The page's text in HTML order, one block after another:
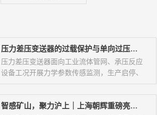
压力差压变送器的过载保护与单向过压损坏预防
压力差压变送器面向工业流体管网、承压反应
设备工况开展力学参数传感监测，生产启停、
阀门瞬时启闭、管路水锤冲击、工况误操作会
诱发瞬时脉冲式过载压力、单向极值过压载
荷...
智感矿山，聚力沪上｜上海朝辉重磅亮相 2026 上海世界煤炭工业博览会，现场高光记录